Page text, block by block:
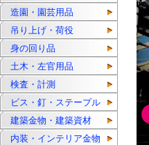
造園・園芸用品
吊り上げ・荷役
身の回り品
土木・左官用品
検査・計測
ビス・釘・ステープル
建築金物・建築資材
内装・インテリア金物